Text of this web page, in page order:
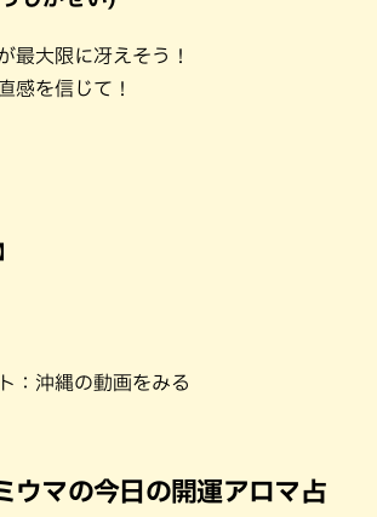
最大限に冴えそう！
感を信じて！
：沖縄の動画をみる
ウマの今日の開運アロマ占